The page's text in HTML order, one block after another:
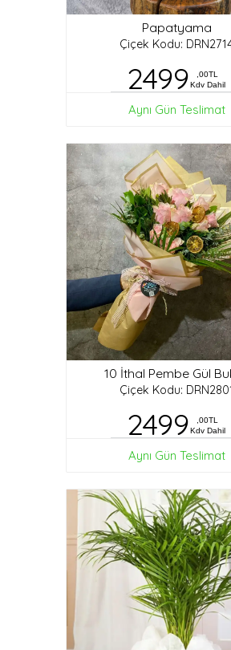
Papatyama
Çiçek Kodu:
2499
,00TL
Kdv Dahil
Aynı Gün Teslimat
10 İthal Pembe Gül
Çiçek Kodu:
2499
,00TL
Kdv Dahil
Aynı Gün Teslimat